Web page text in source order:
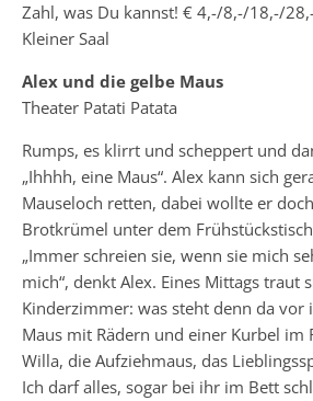
Zahl, was Du kannst! € 4,-/8,-/18,-/
Kleiner Saal
Alex und die gelbe Maus
Theater Patati Patata
Rumps, es klirrt und scheppert und
„Ihhhh, eine Maus“. Alex kann sich
Mauseloch retten, dabei wollte er
Brotkrümel unter dem
„Immer schreien sie, wenn sie mich
mich“, denkt Alex. Eines Mittags traut
Kinderzimmer: was steht denn da vor
Maus mit Rädern und einer Kurbel im
Willa, die Aufziehmaus, das
Ich darf alles, sogar bei ihr im Bett